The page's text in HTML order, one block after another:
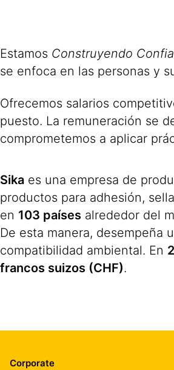
Estamos Construyendo
se enfoca en las personas y
Ofrecemos salarios
puesto. La remuneración se
comprometemos a aplicar
Sika es una empresa de
productos para adhesión,
en 103 países alrededor del
De esta manera, desempeña
compatibilidad ambiental. En
francos suizos (CHF).
Corporate